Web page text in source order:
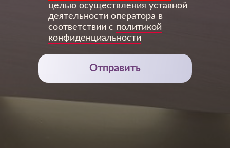
целью осуществления уставной
деятельности оператора в
соответствии с политикой
конфиденциальности
Отправить